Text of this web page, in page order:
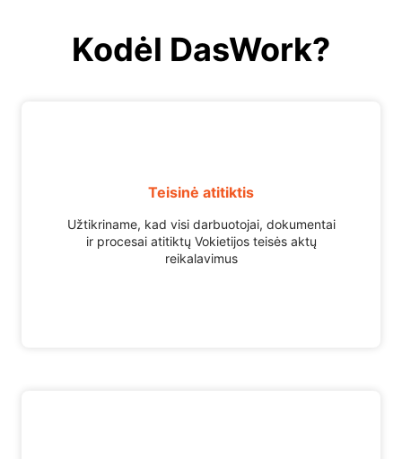
Kodėl DasWork?
Teisinė atitiktis
Užtikriname, kad visi darbuotojai, dokumentai
ir procesai atitiktų Vokietijos teisės aktų
reikalavimus